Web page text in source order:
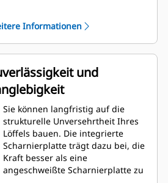
verbessert den Materialfluss in
den Löffel. Die zusätzliche
Rückenfreiheit verhindert ein
Schleifen der Unterseite des
Löffels, wodurch Wartungskosten
gesenkt werden.
Der Kraftstoffverbrauch ist beim
Graben am höchsten. Cat-Löffel
sind so ausgelegt, dass sie schnell
durch das Material schneiden,
wodurch die Betriebseffizienz der
Maschine insgesamt verbessert
wird.
Informationen
und
Sie können langfristig auf die
strukturelle Unversehrtheit Ihres
Löffels bauen. Die integrierte
Scharnierplatte trägt dazu bei, die
Kraft besser als eine
angeschweißte Scharnierplatte zu